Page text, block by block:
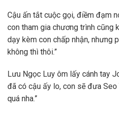
Cậu ấn tắt cuộc gọi, điềm đạm
con tham gia chương trình cũng
dạy kèm con chấp nhận, nhưng
không thì thôi.”
Lưu Ngọc Luy ôm lấy cánh tay
đã có cậu ấy lo, con sẽ đưa
quá nha.”